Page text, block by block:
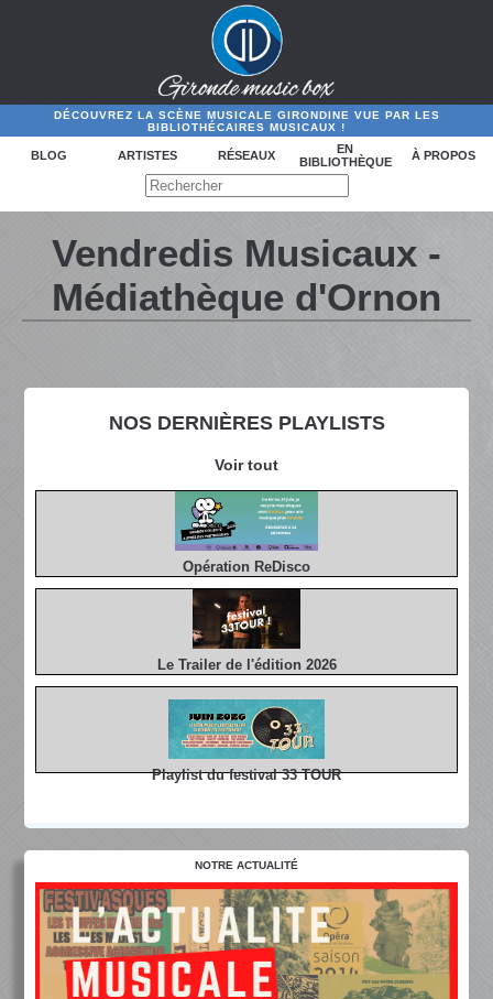
DÉCOUVREZ LA SCÈNE MUSICALE GIRONDINE VUE PAR LES
BIBLIOTHÉCAIRES MUSICAUX !
BLOG ARTISTES RÉSEAUX
EN
BIBLIOTHÈQUE
À PROPOS
NOS DERNIÈRES PLAYLISTS
Voir tout
Opération ReDisco
Le Trailer de l'édition 2026
Playlist du festival 33 TOUR
Vendredis Musicaux -
Médiathèque d'Ornon
NOTRE ACTUALITÉ